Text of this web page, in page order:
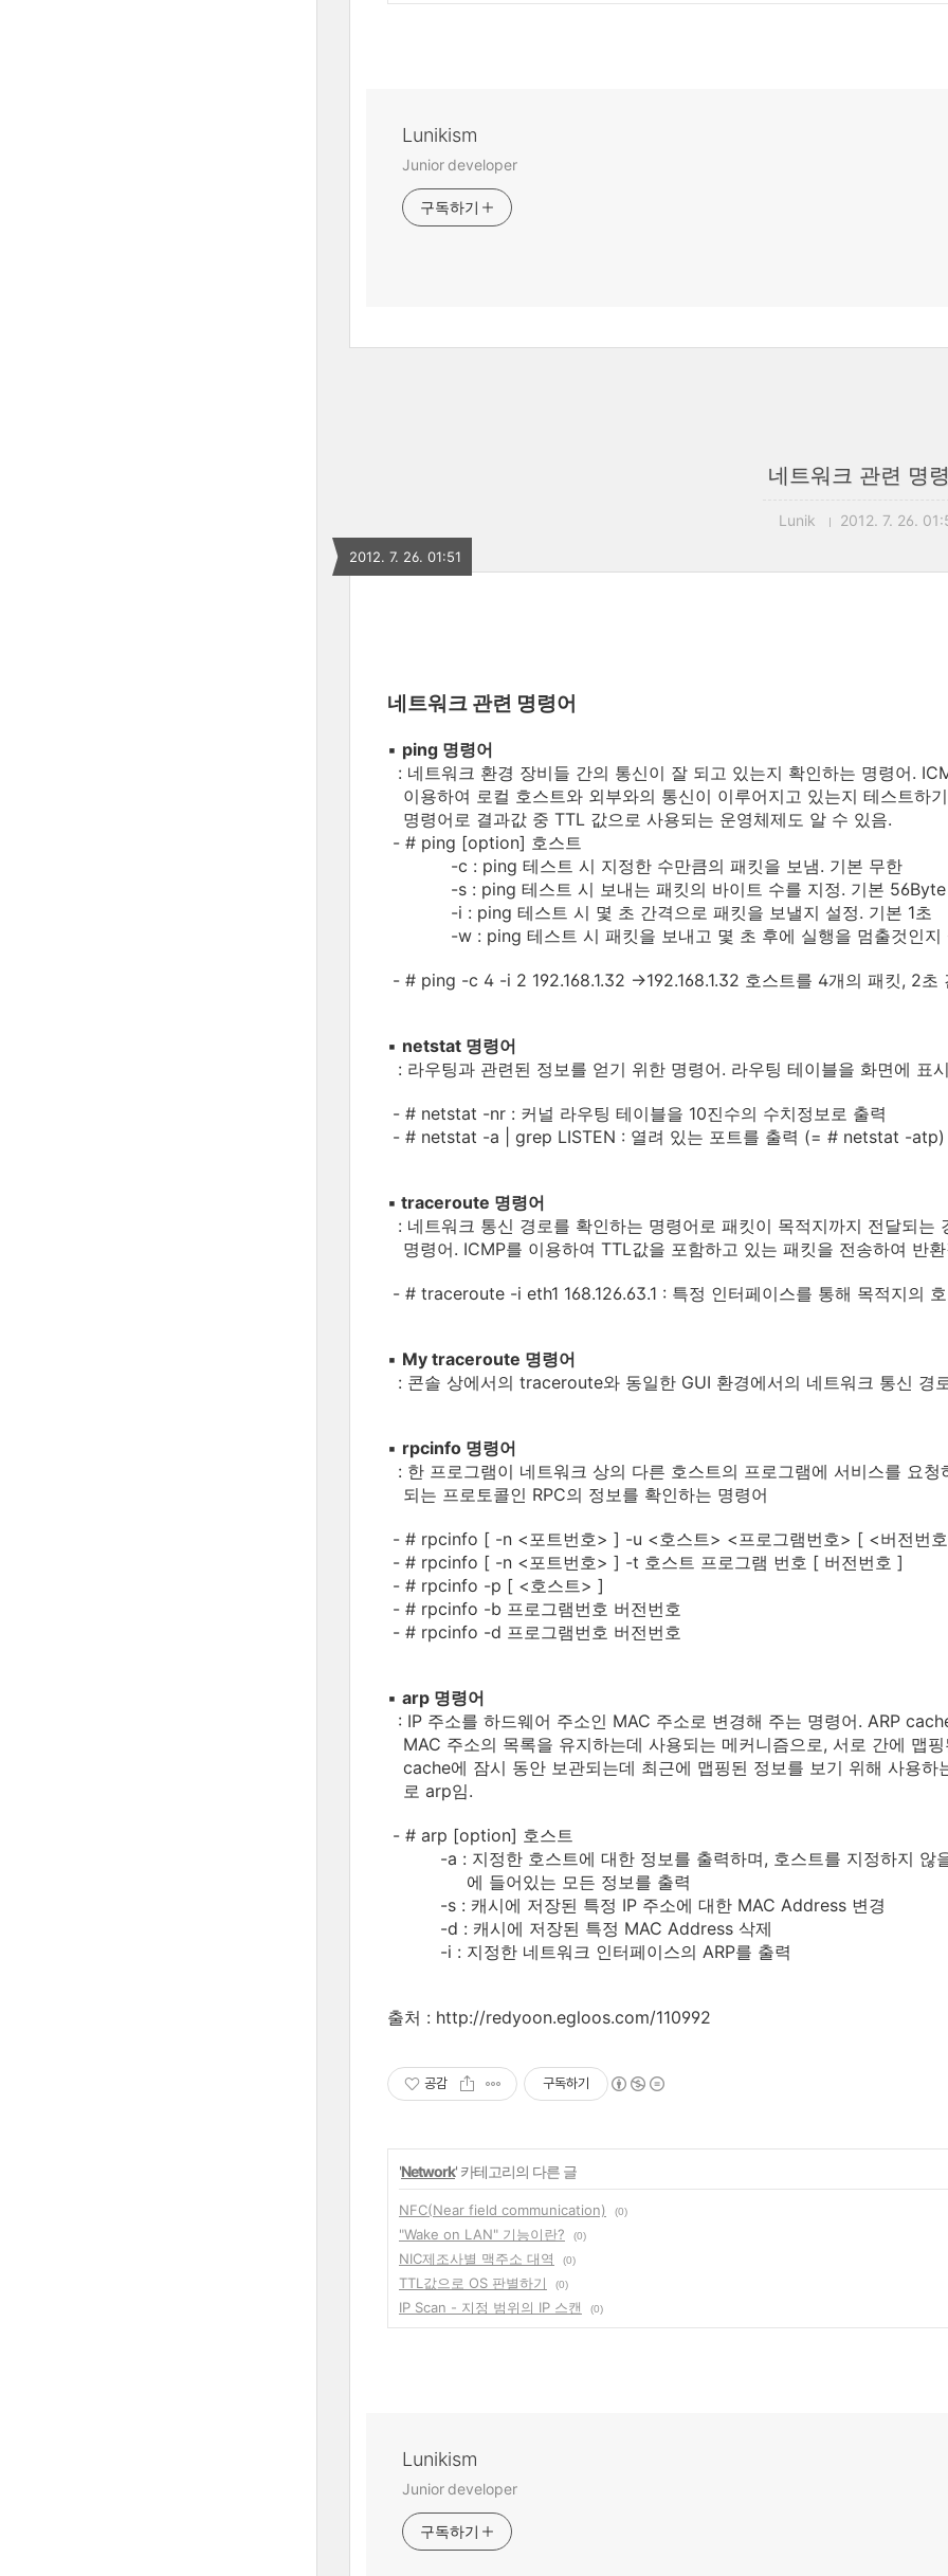
Lunikism
Junior developer
구독하기
네트워크 관련 명
Lunik 2012. 7. 26.
2012. 7. 26. 01:51
네트워크 관련 명령어
▪ ping 명령어
: 네트워크 환경 장비들 간의 통신이 잘 되고 있는지 확인하는 명령어.
이용하여 로컬 호스트와 외부와의 통신이 이루어지고 있는지 테스트하
명령어로 결과값 중 TTL 값으로 사용되는 운영체제도 알 수 있음.
- # ping [option] 호스트
-c : ping 테스트 시 지정한 수만큼의 패킷을 보냄. 기본 무한
-s : ping 테스트 시 보내는 패킷의 바이트 수를 지정. 기본 56Byte
-i : ping 테스트 시 몇 초 간격으로 패킷을 보낼지 설정. 기본 1초
-w : ping 테스트 시 패킷을 보내고 몇 초 후에 실행을 멈출것인지
- # ping -c 4 -i 2 192.168.1.32 ->192.168.1.32 호스트를 4개의 패킷, 2초
▪ netstat 명령어
: 라우팅과 관련된 정보를 얻기 위한 명령어. 라우팅 테이블을 화면에 표
- # netstat -nr : 커널 라우팅 테이블을 10진수의 수치정보로 출력
- # netstat -a | grep LISTEN : 열려 있는 포트를 출력 (= # netstat -atp)
▪ traceroute 명령어
: 네트워크 통신 경로를 확인하는 명령어로 패킷이 목적지까지 전달되는
명령어. ICMP를 이용하여 TTL값을 포함하고 있는 패킷을 전송하여 반
- # traceroute -i eth1 168.126.63.1 : 특정 인터페이스를 통해 목적지의
▪ My traceroute 명령어
: 콘솔 상에서의 traceroute와 동일한 GUI 환경에서의 네트워크 통신 경
▪ rpcinfo 명령어
: 한 프로그램이 네트워크 상의 다른 호스트의 프로그램에 서비스를 요청
되는 프로토콜인 RPC의 정보를 확인하는 명령어
- # rpcinfo [ -n <포트번호> ] -u <호스트> <프로그램번호> [ <버전번
- # rpcinfo [ -n <포트번호> ] -t 호스트 프로그램 번호 [ 버전번호 ]
- # rpcinfo -p [ <호스트> ]
- # rpcinfo -b 프로그램번호 버전번호
- # rpcinfo -d 프로그램번호 버전번호
▪ arp 명령어
: IP 주소를 하드웨어 주소인 MAC 주소로 변경해 주는 명령어. ARP
MAC 주소의 목록을 유지하는데 사용되는 메커니즘으로, 서로 간에 맵
cache에 잠시 동안 보관되는데 최근에 맵핑된 정보를 보기 위해 사용하
로 arp임.
- # arp [option] 호스트
-a : 지정한 호스트에 대한 정보를 출력하며, 호스트를 지정하지 않
에 들어있는 모든 정보를 출력
-s : 캐시에 저장된 특정 IP 주소에 대한 MAC Address 변경
-d : 캐시에 저장된 특정 MAC Address 삭제
-i : 지정한 네트워크 인터페이스의 ARP를 출력
출처 : http://redyoon.egloos.com/110992
공감 구독하기
'Network' 카테고리의 다른 글
NFC(Near field communication) (0)
"Wake on LAN" 기능이란?
(0)
NIC제조사별 맥주소 대역
(0)
TTL값으로 OS 판별하기
(0)
IP Scan - 지정 범위의 IP 스캔
(0)
Lunikism
Junior developer
구독하기